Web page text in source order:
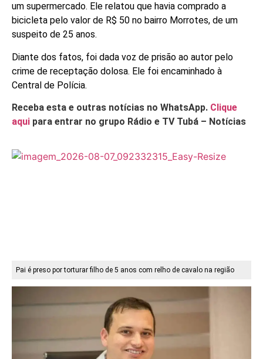
um supermercado. Ele relatou que havia comprado a
bicicleta pelo valor de R$ 50 no bairro Morrotes, de um
suspeito de 25 anos.
Diante dos fatos, foi dada voz de prisão ao autor pelo
crime de receptação dolosa. Ele foi encaminhado à
Central de Polícia.
Receba esta e outras notícias no WhatsApp. Clique
aqui para entrar no grupo Rádio e TV Tubá – Notícias
Pai é preso por torturar filho de 5 anos com relho de cavalo na região